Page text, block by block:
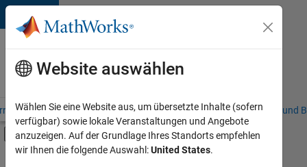
Weiter zum Inhalt
Karriere
bei
MathWorks
– Übersicht Stellensuche Niederlassungen Studierende und
Umschaltung für Off-Canvas-
Hauptinhalt
Website auswählen
Wählen Sie eine Website aus, um übersetzte Inhalte (sofern
verfügbar) sowie lokale Veranstaltungen und Angebote
anzuzeigen. Auf der Grundlage Ihres Standorts empfehlen
wir Ihnen die folgende Auswahl:United States.